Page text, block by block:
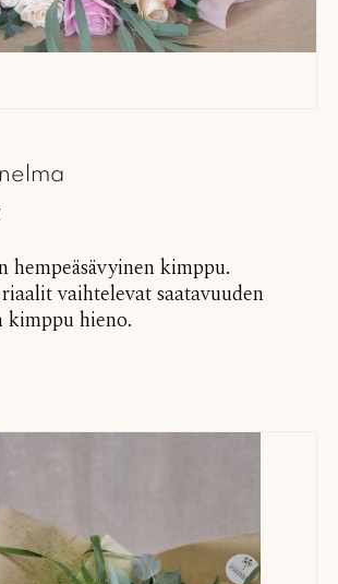
hempeäsävyinen kimppu.
vaihtelevat saatavuuden
kimppu hieno.